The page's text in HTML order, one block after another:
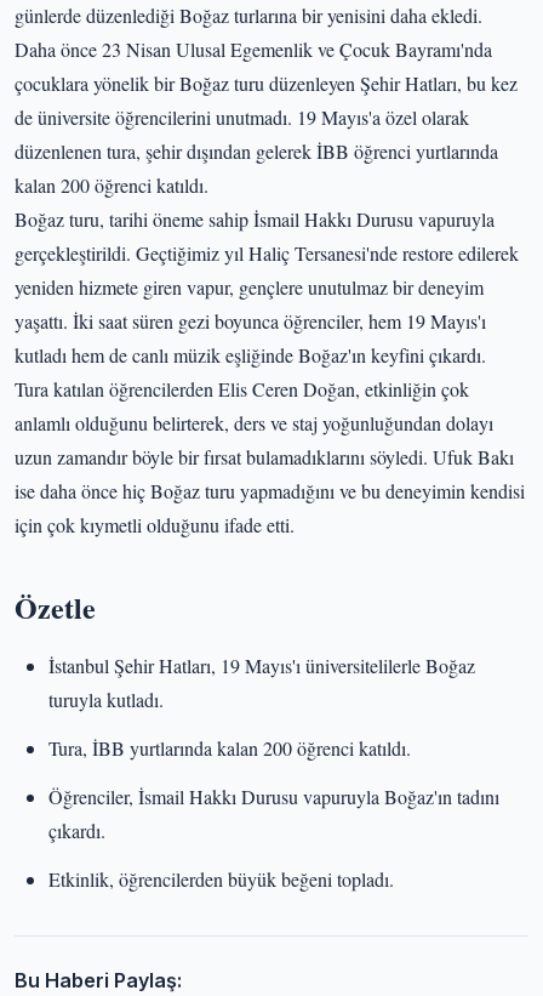
günlerde düzenlediği Boğaz turlarına bir yenisini daha ekledi.
Daha önce 23 Nisan Ulusal Egemenlik ve Çocuk Bayramı'nda
çocuklara yönelik bir Boğaz turu düzenleyen Şehir Hatları, bu kez
de üniversite öğrencilerini unutmadı. 19 Mayıs'a özel olarak
düzenlenen tura, şehir dışından gelerek İBB öğrenci yurtlarında
kalan 200 öğrenci katıldı.
Boğaz turu, tarihi öneme sahip İsmail Hakkı Durusu vapuruyla
gerçekleştirildi. Geçtiğimiz yıl Haliç Tersanesi'nde restore edilerek
yeniden hizmete giren vapur, gençlere unutulmaz bir deneyim
yaşattı. İki saat süren gezi boyunca öğrenciler, hem 19 Mayıs'ı
kutladı hem de canlı müzik eşliğinde Boğaz'ın keyfini çıkardı.
Tura katılan öğrencilerden Elis Ceren Doğan, etkinliğin çok
anlamlı olduğunu belirterek, ders ve staj yoğunluğundan dolayı
uzun zamandır böyle bir fırsat bulamadıklarını söyledi. Ufuk Bakı
ise daha önce hiç Boğaz turu yapmadığını ve bu deneyimin kendisi
için çok kıymetli olduğunu ifade etti.
Özetle
İstanbul Şehir Hatları, 19 Mayıs'ı üniversitelilerle Boğaz
turuyla kutladı.
Tura, İBB yurtlarında kalan 200 öğrenci katıldı.
Öğrenciler, İsmail Hakkı Durusu vapuruyla Boğaz'ın tadını
çıkardı.
Etkinlik, öğrencilerden büyük beğeni topladı.
Bu Haberi Paylaş: